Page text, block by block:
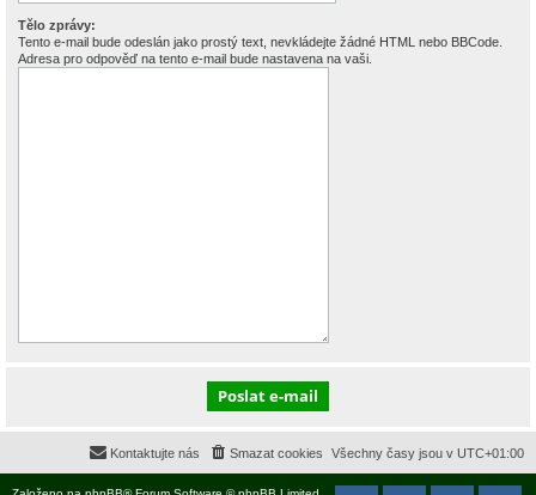
Tělo zprávy:
Tento e-mail bude odeslán jako prostý text, nevkládejte žádné HTML nebo BBCode.
Adresa pro odpověď na tento e-mail bude nastavena na vaši.
Všechny časy jsou v UTC+01:00
Smazat cookies
Kontaktujte nás